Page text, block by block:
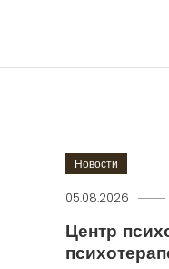
Новости
05.08.2026
Центр